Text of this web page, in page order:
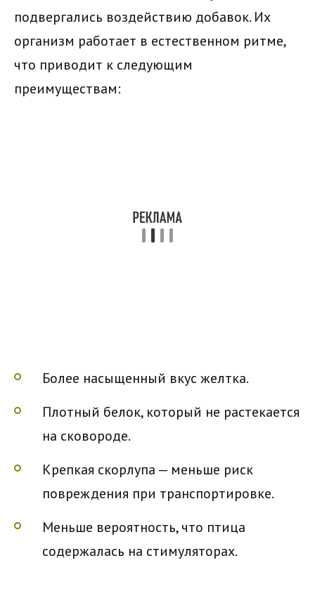
подвергались воздействию добавок. Их
организм работает в естественном ритме,
что приводит к следующим
преимуществам:
Более насыщенный вкус желтка.
Плотный белок, который не растекается
на сковороде.
Крепкая скорлупа — меньше риск
повреждения при транспортировке.
Меньше вероятность, что птица
содержалась на стимуляторах.